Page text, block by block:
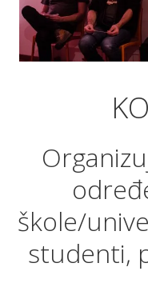
škole/
studenti,